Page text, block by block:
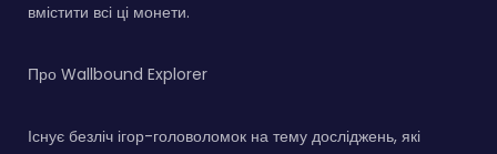
вмістити всі ці монети.
Про Wallbound Explorer
Існує безліч ігор-головоломок на тему досліджень, які